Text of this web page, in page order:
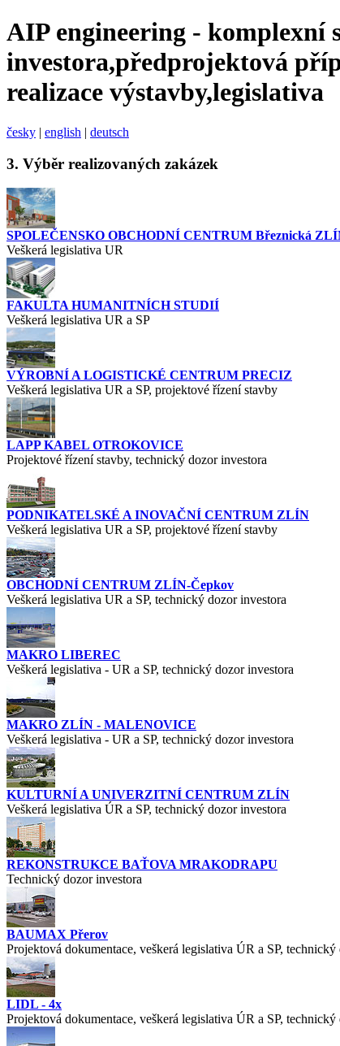
AIP engineering - komplexní
investora,předprojektová
realizace výstavby,legislativa
česky | english | deutsch
3. Výběr realizovaných zakázek
SPOLEČENSKO OBCHODNÍ CENTRUM Březnická
Veškerá legislativa UR
FAKULTA HUMANITNÍCH STUDIÍ
Veškerá legislativa UR a SP
VÝROBNÍ A LOGISTICKÉ CENTRUM PRECIZ
Veškerá legislativa UR a SP, projektové řízení stavby
LAPP KABEL OTROKOVICE
Projektové řízení stavby, technický dozor investora
PODNIKATELSKÉ A INOVAČNÍ CENTRUM ZLÍN
Veškerá legislativa UR a SP, projektové řízení stavby
OBCHODNÍ CENTRUM ZLÍN-Čepkov
Veškerá legislativa UR a SP, technický dozor investora
MAKRO LIBEREC
Veškerá legislativa - UR a SP, technický dozor investora
MAKRO ZLÍN - MALENOVICE
Veškerá legislativa - UR a SP, technický dozor investora
KULTURNÍ A UNIVERZITNÍ CENTRUM ZLÍN
Veškerá legislativa ÚR a SP, technický dozor investora
REKONSTRUKCE BAŤOVA MRAKODRAPU
Technický dozor investora
BAUMAX Přerov
Projektová dokumentace, veškerá legislativa ÚR a SP, technický
LIDL - 4x
Projektová dokumentace, veškerá legislativa ÚR a SP, technický